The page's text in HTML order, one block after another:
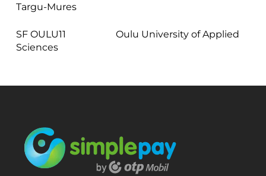
Targu-Mures
SF OULU11 Oulu University of Applied
Sciences